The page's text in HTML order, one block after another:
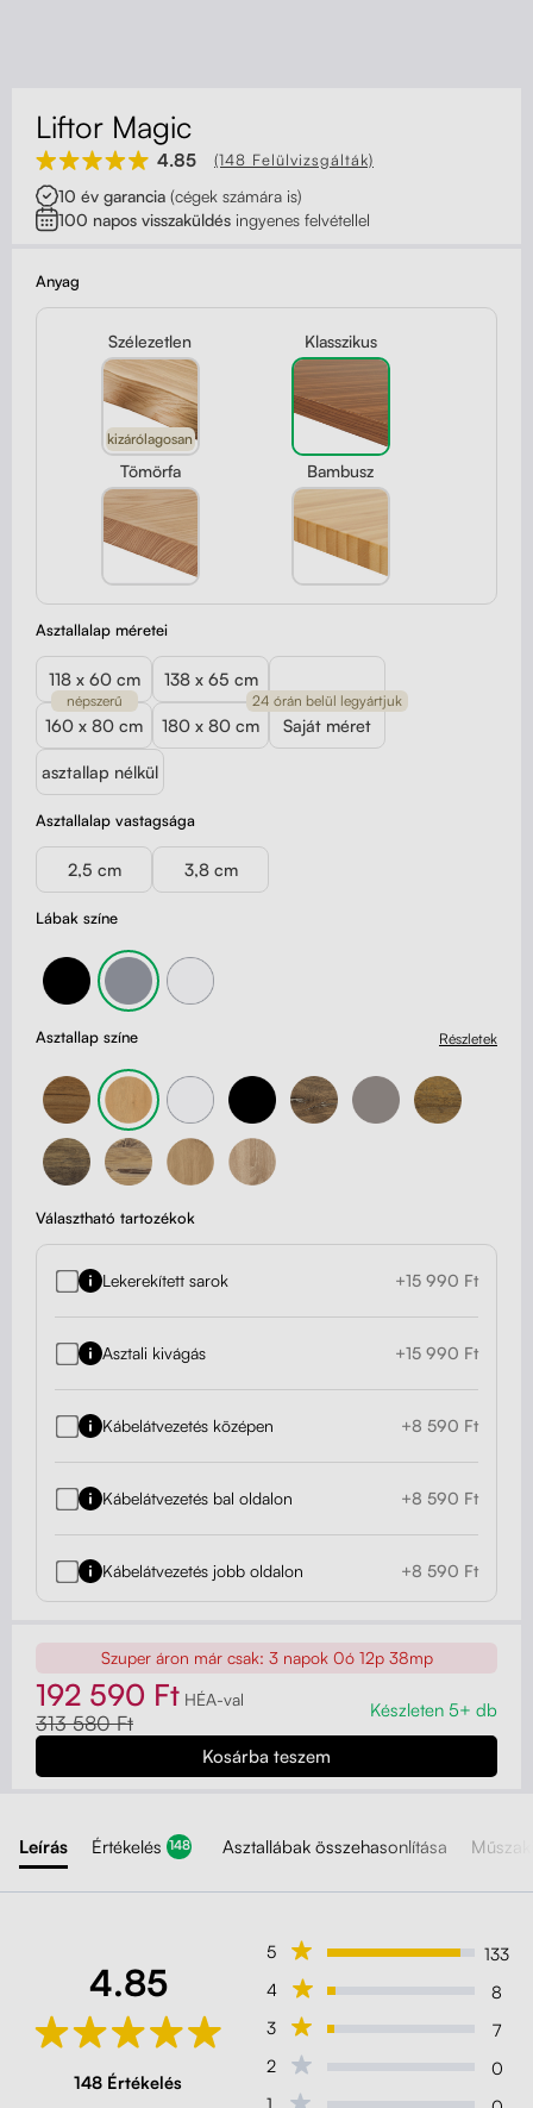
Zárható fiók
Fa monitor állványok
Deréktámaszok
Liftor Magic
4.85 (148 Felülvizsgálták)
10 év garancia (cégek számára is)
100 napos visszaküldés ingyenes felvétellel
Anyag
Szélezetlen
kizárólagosan
Klasszikus
Tömörfa Bambusz
Lábak színe
Asztallalap vastagsága
2,5 cm 3,8 cm
Asztallalap méretei
118 x 60 cm 138 x 65 cm
160 x 80 cm
népszerű
180 x 80 cm Saját méret
24 órán belül legyártjuk
asztallap nélkül
Asztallap színe Részletek
Választható tartozékok
Lekerekített sarok +15 990 Ft
Asztali kivágás +15 990 Ft
Kábelátvezetés középen +8 590 Ft
Kábelátvezetés bal oldalon +8 590 Ft
Kábelátvezetés jobb oldalon +8 590 Ft
Szuper áron már csak:3 napok 0ó 12p 37mp
192 590 Ft HÉA-val
313 580 Ft
Készleten 5+ db
Leírás Értékelés 148 Asztallábak összehasonlítása
4.85
148 Értékelés
5
133
4
8
3
7
2
0
1